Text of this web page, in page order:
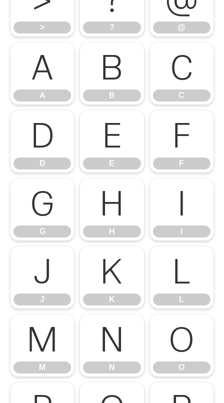
> ? @
A
A
B
B
C
C
D
D
E
E
F
F
G
G
H
H
I
J
J
K
K
L
L
M
M
N
N
O
O